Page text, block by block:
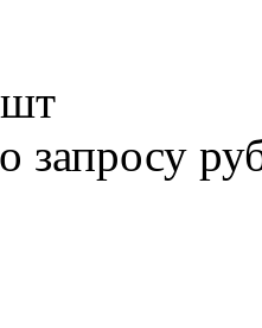
запросу